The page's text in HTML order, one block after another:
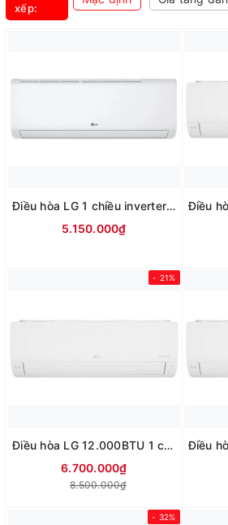
xếp:
Điều hòa LG 1 chiều inverter 9000Btu IFC09M1 (mới 2026)
5.150.000₫
- 21%
Điều hòa LG 12.000BTU 1 chiều Inverter IEC12M2 mới 2026
6.700.000₫
8.500.000₫
- 32%